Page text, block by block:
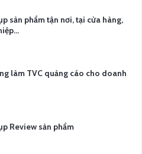
sản phẩm tận nơi, tại cửa hàng,
làm TVC quảng cáo cho doanh
Review sản phẩm